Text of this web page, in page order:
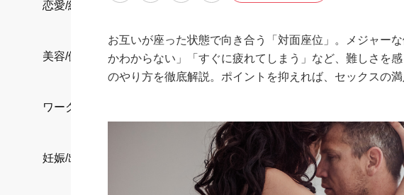
恋愛/結婚/離婚
美容/健康
ワークスタイル
妊娠/出産/家族
お互いが座った状態で向き合う「対面座位」。メジャー
かわからない」「すぐに疲れてしまう」など、難しさを
のやり方を徹底解説。ポイントを抑えれば、セックスの